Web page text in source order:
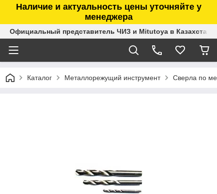
Наличие и актуальность цены уточняйте у
менеджера
Официальный представитель ЧИЗ и Mitutoya в Казахстане
Каталог Металлорежущий инструмент Сверла по